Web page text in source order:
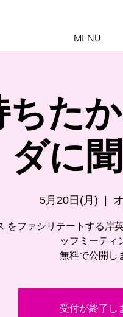
MENU
ちた
ダに
5月20日(月)
をファシリテートする岸
ッフミーティ
無料で公開し
受付が終了し